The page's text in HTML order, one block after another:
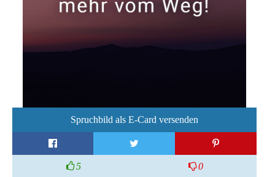
Spruchbild als E-Card versenden
5 0